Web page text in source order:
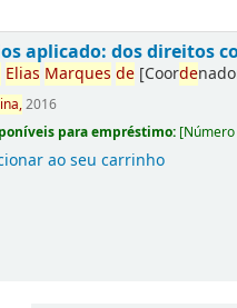
aplicado: dos direitos
Elias Marques de [Coorde
2016
para empréstimo: [
ao seu carrinho